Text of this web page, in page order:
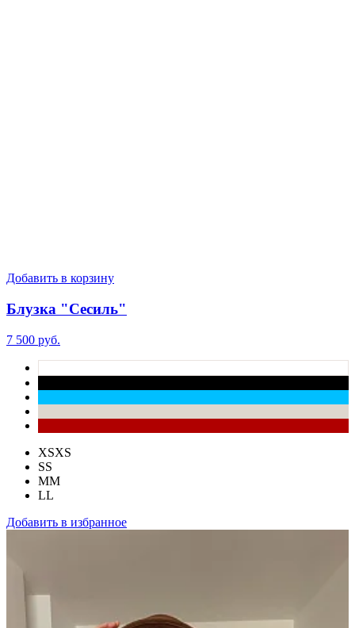
Добавить в корзину
Блузка "Сесиль"
7 500 руб.
XSXS
SS
MM
LL
Добавить в избранное